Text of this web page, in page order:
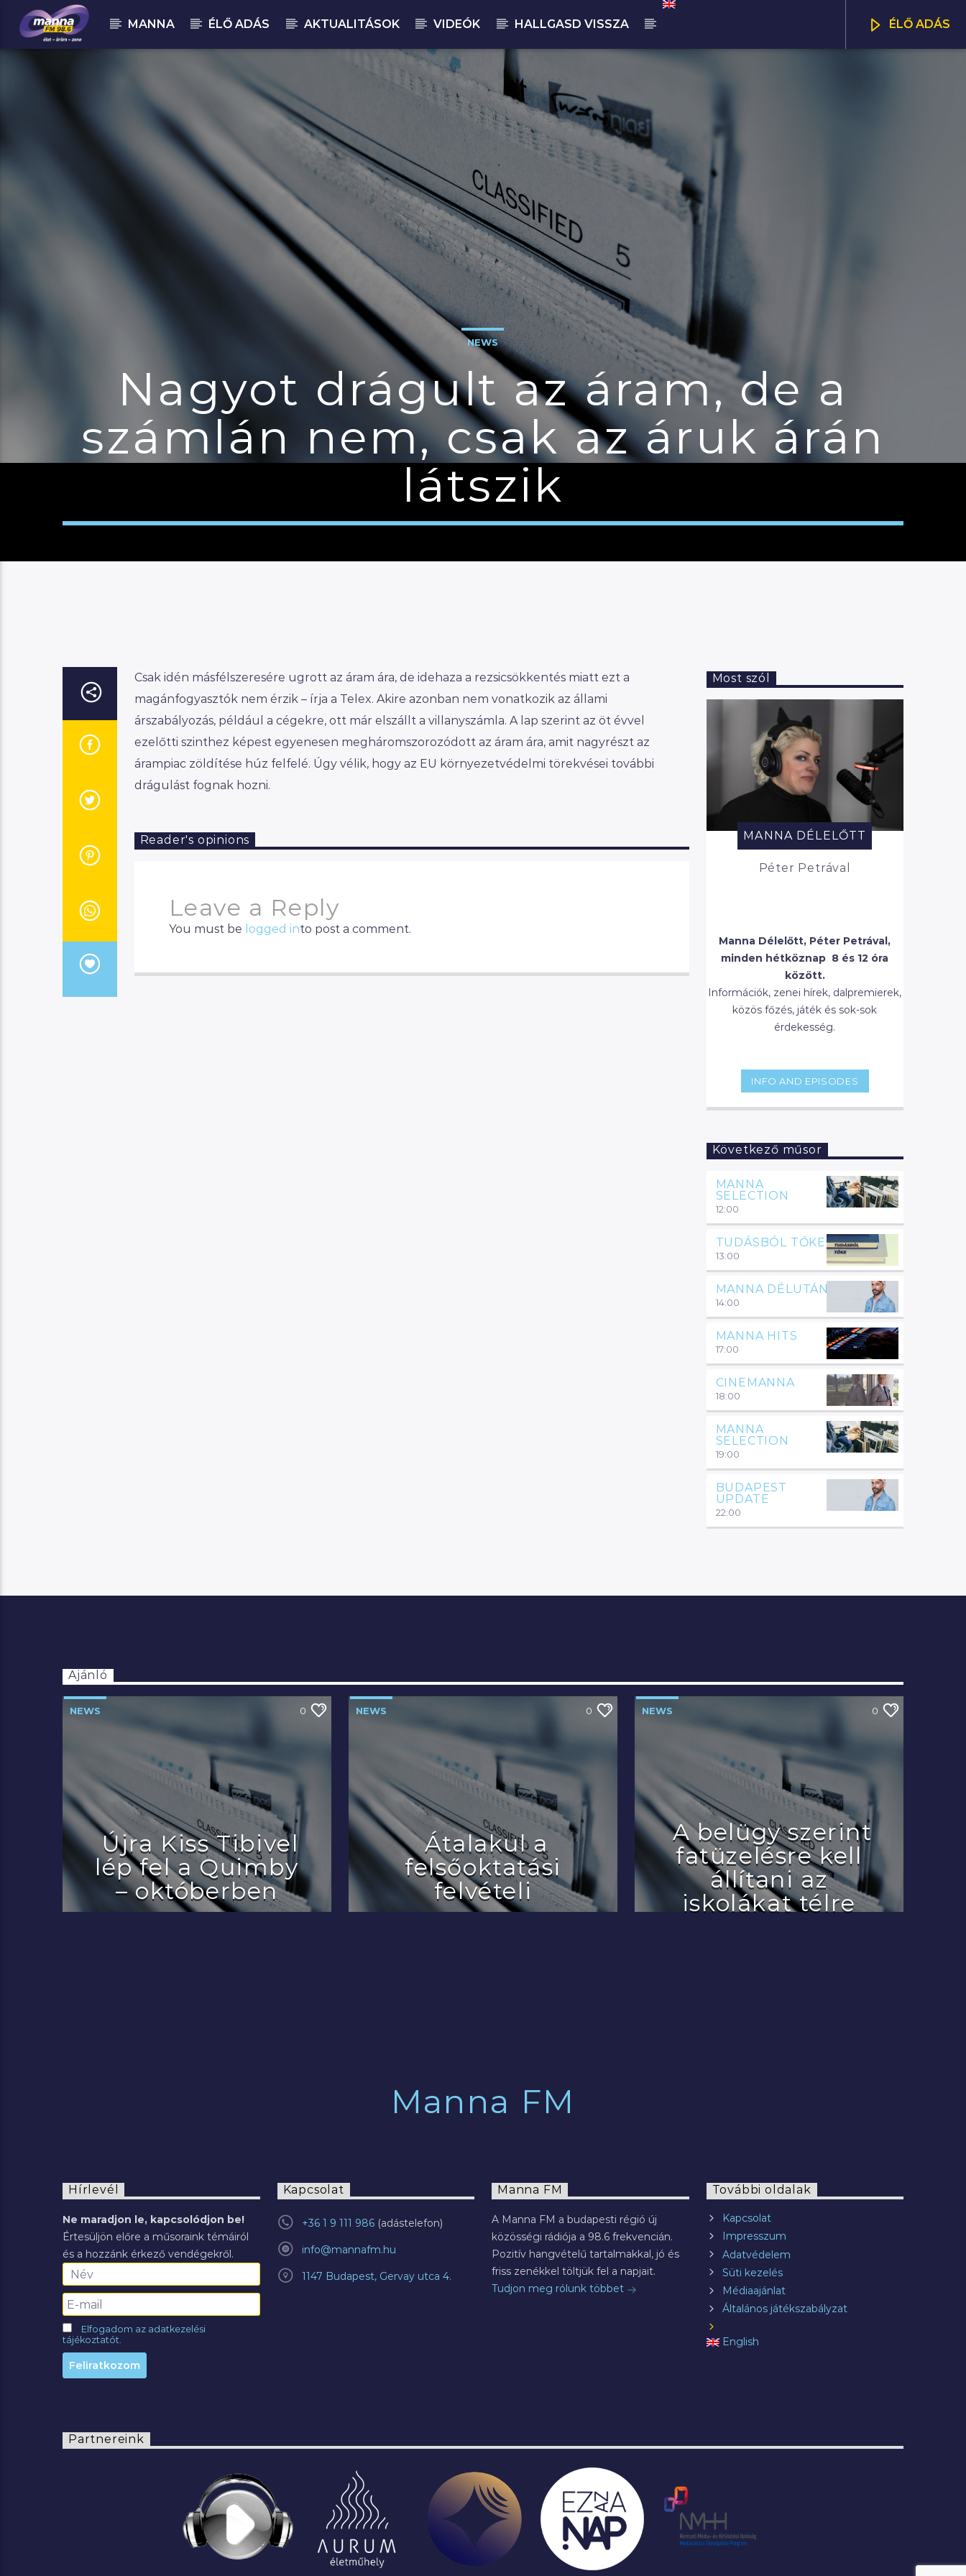
MANNA ÉLŐ ADÁS AKTUALITÁSOK VIDEÓK HALLGASD VISSZA ÉLŐ ADÁS
08:00
NEWS
Nagyot drágult az áram, de a
számlán nem, csak az áruk árán
látszik
Csak idén másfélszeresére ugrott az áram ára, de idehaza a rezsicsökkentés miatt ezt a
magánfogyasztók nem érzik – írja a Telex. Akire azonban nem vonatkozik az állami
árszabályozás, például a cégekre, ott már elszállt a villanyszámla. A lap szerint az öt évvel
ezelőtti szinthez képest egyenesen megháromszorozódott az áram ára, amit nagyrészt az
árampiac zöldítése húz felfelé. Úgy vélik, hogy az EU környezetvédelmi törekvései további
drágulást fognak hozni.
Reader's opinions
Leave a Reply
You must be logged into post a comment.
Most szól
MANNA DÉLELŐTT
Péter Petrával
Manna Délelőtt, Péter Petrával,
minden hétköznap 8 és 12 óra
között.
Információk, zenei hírek, dalpremierek,
közös főzés, játék és sok-sok
érdekesség.
INFO AND EPISODES
Következő műsor
MANNA
SELECTION
12:00
TUDÁSBÓL TŐKE
13:00
MANNA DÉLUTÁN
14:00
MANNA HITS
17:00
CINEMANNA
18:00
MANNA
SELECTION
19:00
BUDAPEST
UPDATE
22:00
Ajánló
NEWS 0
Újra Kiss Tibivel
lép fel a Quimby
– októberben
NEWS 0
Átalakul a
felsőoktatási
felvételi
NEWS 0
A belügy szerint
fatüzelésre kell
állítani az
iskolákat télre
Manna FM
Hírlevél
Ne maradjon le, kapcsolódjon be!
Értesüljön előre a műsoraink témáiról
és a hozzánk érkező vendégekről.
Elfogadom az adatkezelési
tájékoztatót.
Kapcsolat
+36 1 9 111 986
info@mannafm.hu
1147 Budapest, Gervay utca 4.
Manna FM
A Manna FM a budapesti régió új
közösségi rádiója a 98.6 frekvencián.
Pozitív hangvételű tartalmakkal, jó és
friss zenékkel töltjük fel a napjait.
Tudjon meg rólunk többet
További oldalak
Kapcsolat
Impresszum
Adatvédelem
Süti kezelés
Médiaajánlat
Általános játékszabályzat
English
Partnereink